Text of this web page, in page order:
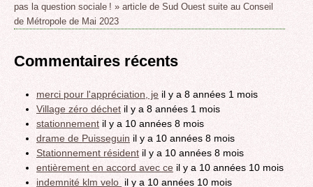
pas la question sociale ! » article de Sud Ouest suite au Conseil
de Métropole de Mai 2023
Commentaires récents
merci pour l'appréciation, je il y a 8 années 1 mois
Village zéro déchet il y a 8 années 1 mois
stationnement il y a 10 années 8 mois
drame de Puisseguin il y a 10 années 8 mois
Stationnement résident il y a 10 années 8 mois
entièrement en accord avec ce il y a 10 années 10 mois
indemnité klm velo il y a 10 années 10 mois